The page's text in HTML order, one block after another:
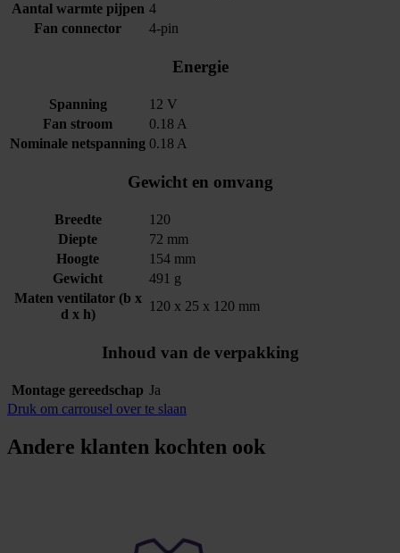
Aantal warmte pijpen 4
Fan connector
4-pin
Energie
Spanning
12 V
Fan stroom
0.18 A
Nominale netspanning 0.18 A
Gewicht en omvang
Breedte
120
Diepte
72 mm
Hoogte
154 mm
Gewicht
491 g
Maten ventilator (b x
d x h)
120 x 25 x 120 mm
Inhoud van de verpakking
Montage gereedschap Ja
Druk om carrousel over te slaan
Andere klanten kochten ook